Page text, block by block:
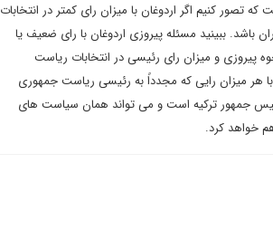
تصور کنیم اگر اردوغان با میزان رای کمتر در انتخابات
باشد. ببینید مسئله پیروزی اردوغان با رای ضعیف یا
پیروزی و میزان رای رئیسی در انتخابات ریاست
با هر میزان رایی که مجدداً به رئیسی ریاست جمهوری
جمهور ترکیه است و می تواند همان سیاست های
خواهد کرد.